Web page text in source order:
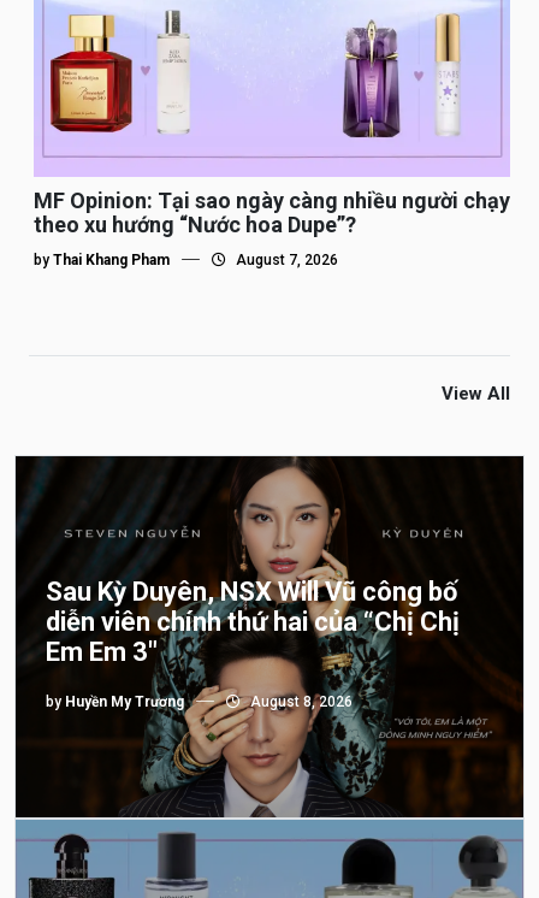
MF Opinion: Tại sao ngày càng nhiều người chạy
theo xu hướng “Nước hoa Dupe”?
by Thai Khang Pham August 7, 2026
View All
Sau Kỳ Duyên, NSX Will Vũ công bố
diễn viên chính thứ hai của “Chị Chị
Em Em 3″
by Huyền My Trương August 8, 2026